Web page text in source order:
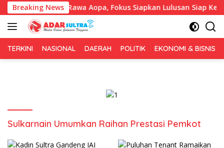
Langsung
ke
konten
Breaking News
IAI Rawa Aopa, Fokus Siapkan Lulusan Siap Kerja dan
TERKINI NASIONAL DAERAH POLITIK EKONOMI & BISNIS
Sulkarnain Umumkan Raihan Prestasi Pemkot